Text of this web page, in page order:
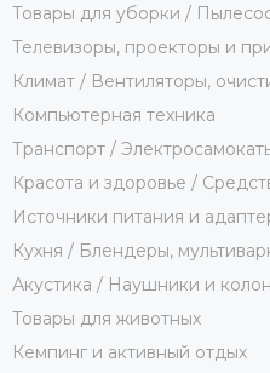
Товары для уборки /
Телевизоры, проекторы и
Климат / Вентиляторы,
Компьютерная техника
Транспорт /
Красота и здоровье /
Источники питания и
Кухня / Блендеры,
Акустика / Наушники и
Товары для животных
Кемпинг и активный отдых